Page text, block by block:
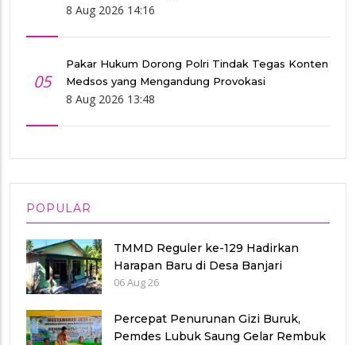
8 Aug 2026 14:16
05
Pakar Hukum Dorong Polri Tindak Tegas Konten
Medsos yang Mengandung Provokasi
8 Aug 2026 13:48
POPULAR
TMMD Reguler ke-129 Hadirkan
Harapan Baru di Desa Banjari
06 Aug 26
Percepat Penurunan Gizi Buruk,
Pemdes Lubuk Saung Gelar Rembuk